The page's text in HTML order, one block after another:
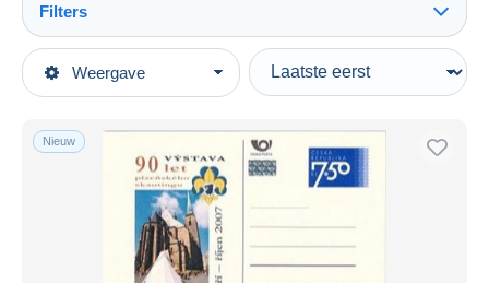
Weergave
Topcategorieën
Thema's
Organisaties
Andere & zonder classificatie
Filters
Type verkopen
Actief
Vaste prijs
Veiling met biedingen
Veilingen zonder biedingen
Veilinghuizen
Nieuw